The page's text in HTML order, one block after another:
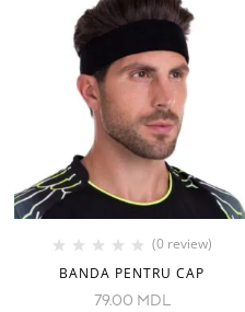
(0 review)
BANDA PENTRU CAP
79.00 MDL